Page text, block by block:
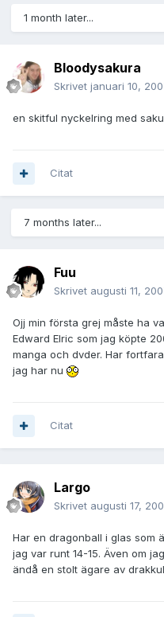
1 month later...
Bloodysakura
Skrivet januari 10,
en skitful nyckelring med
Citat
7 months later...
Fuu
Skrivet augusti 11,
Ojj min första grej måste ha
Edward Elric som jag köpte
manga och dvder. Har
jag har nu
Citat
Largo
Skrivet augusti 17,
Har en dragonball i glas som
jag var runt 14-15. Även om
ändå en stolt ägare av